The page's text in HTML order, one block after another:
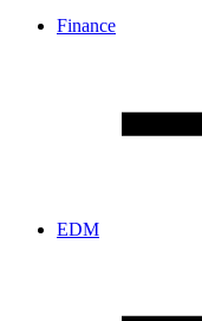
Finance
EDM